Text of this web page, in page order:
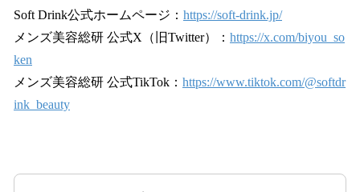
Soft Drink公式ホームページ： https://soft-drink.jp/
メンズ美容総研 公式X（旧Twitter）： https://x.com/biyou_so
ken
メンズ美容総研 公式TikTok： https://www.tiktok.com/@softdr
ink_beauty